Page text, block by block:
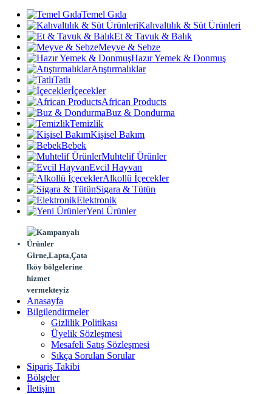
Temel Gıda
Kahvaltılık & Süt Ürünleri
Et & Tavuk & Balık
Meyve & Sebze
Hazır Yemek & Donmuş
Atıştırmalıklar
Tatlı
İçecekler
African Products
Buz & Dondurma
Temizlik
Kişisel Bakım
Bebek
Muhtelif Ürünler
Evcil Hayvan
Alkollü İçecekler
Sigara & Tütün
Elektronik
Yeni Ürünler
Girne,Lapta,Çata
lköy bölgelerine
hizmet
vermekteyiz
Anasayfa
Bilgilendirmeler
Gizlilik Politikası
Üyelik Sözleşmesi
Mesafeli Satış Sözleşmesi
Sıkça Sorulan Sorular
Sipariş Takibi
Bölgeler
İletişim